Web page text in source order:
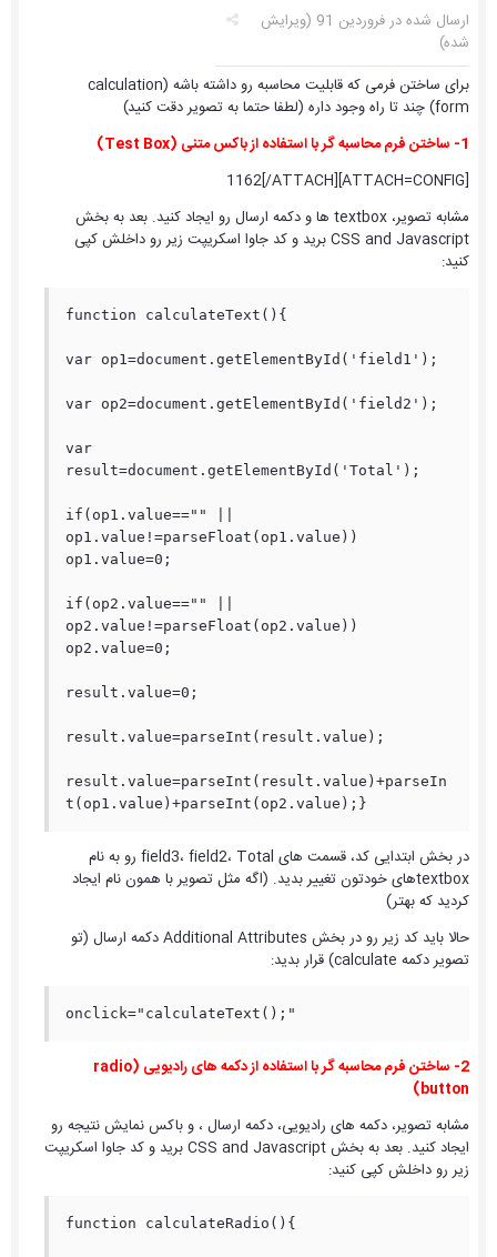
ارسال شده درفروردین 91
(ویرایش
شده)
برای ساختن فرمی که قابلیت محاسبه رو داشته باشه (calculation
form) چند تا راه وجود داره (لطفا حتما به تصویر دقت کنید)
1- ساختن فرم محاسبه گر با استفاده از باکس متنی (Test Box)
[ATTACH=CONFIG]1162[/ATTACH]
مشابه تصویر، textbox ها و دکمه ارسال رو ایجاد کنید. بعد به بخش
CSS and Javascript برید و کد جاوا اسکریپت زیر رو داخلش کپی
کنید:
function calculateText(){
var op1=document.getElementById('field1');
var op2=document.getElementById('field2');
var
result=document.getElementById('Total');
if(op1.value=="" ||
op1.value!=parseFloat(op1.value))
op1.value=0;
if(op2.value=="" ||
op2.value!=parseFloat(op2.value))
op2.value=0;
result.value=0;
result.value=parseInt(result.value);
result.value=parseInt(result.value)+parseIn
t(op1.value)+parseInt(op2.value);}
در بخش ابتدایی کد، قسمت های field3، field2، Total رو به نام
textboxهای خودتون تغییر بدید. (اگه مثل تصویر با همون نام ایجاد
کردید که بهتر)
حالا باید کد زیر رو در بخش Additional Attributes دکمه ارسال (تو
تصویر دکمه calculate) قرار بدید:
onclick="calculateText();"
2- ساختن فرم محاسبه گر با استفاده از دکمه های رادیویی (radio
button)
مشابه تصویر، دکمه های رادیویی، دکمه ارسال ، و باکس نمایش نتیجه رو
ایجاد کنید. بعد به بخش CSS and Javascript برید و کد جاوا اسکریپت
زیر رو داخلش کپی کنید:
function calculateRadio(){